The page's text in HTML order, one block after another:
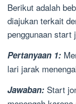
Berikut adalah
diajukan terkait
penggunaan start
Pertanyaan 1:
lari jarak
Jawaban: Start